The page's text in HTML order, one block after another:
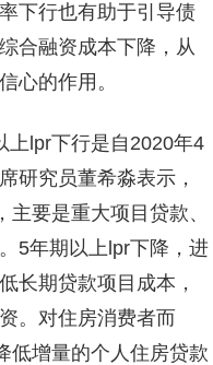
下行也有助于引导债
合融资成本下降，从
心的作用。
上lpr下行是自2020年4
研究员董希淼表示，
要是重大项目贷款、
5年期以上lpr下降，进
长期贷款项目成本，
。对住房消费者而
低增量的个人住房贷款